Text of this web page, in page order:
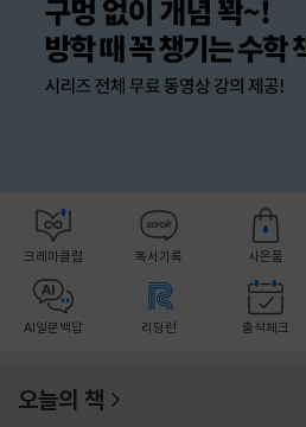
크레마클럽 독서기록 사은품
AI일문백답 리딩런 출석체크
오늘의 책